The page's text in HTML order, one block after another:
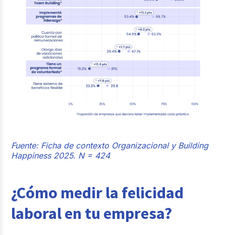
Fuente: Ficha de contexto Organizacional y Building
Happiness 2025. N = 424
¿Cómo medir la felicidad
laboral en tu empresa?